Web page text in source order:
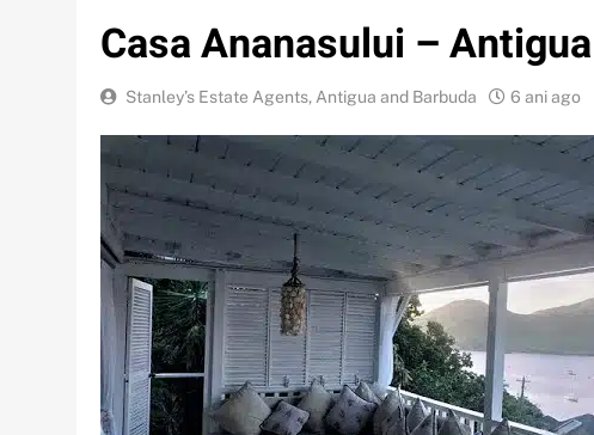
Casa Ananasului – Antigua
Stanley’s Estate Agents, Antigua and Barbuda 6 ani ago